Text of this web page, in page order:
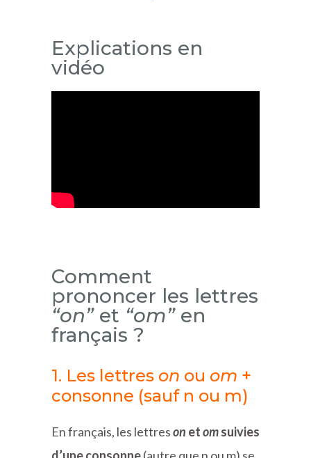
Explications en
vidéo
Comment
prononcer les lettres
“on”et “om”en
français ?
1. Les lettres on ou om +
consonne (sauf n ou m)
En français, les lettreson etomsuivies